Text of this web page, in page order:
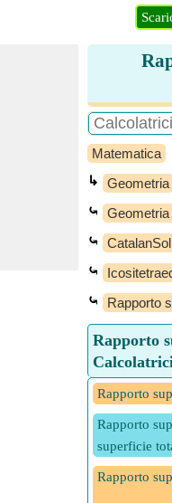
Matematica
↳ Geometria
⤿ Geometria
⤿
⤿
⤿ Rapporto
Rapporto
Rapporto
Rapporto
superficie
Rapporto